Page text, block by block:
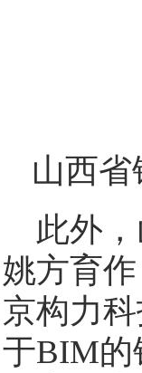
山西
此外
姚方育
京构力
于BIM的